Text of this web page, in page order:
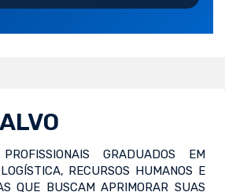
GRADUADOS EM
RECURSOS HUMANOS E
QUE BUSCAM APRIMORAR SUAS